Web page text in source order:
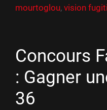
mourtoglou, vision
Concours
: Gagner
36